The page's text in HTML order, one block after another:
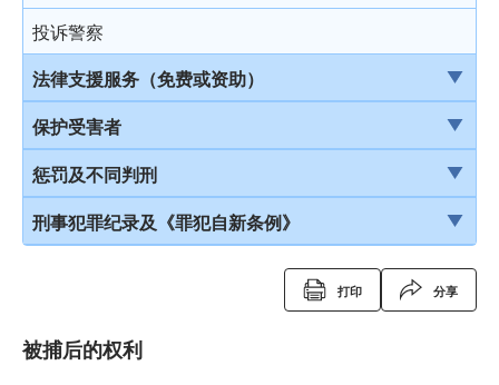
投诉警察
法律支援服务（免费或资助）
简介本港部分法律援助
刑事诉讼法律援助计划
当值律师计划
免费法律谘询计划——不提供服务的案件类别
电话法律谘询计划
保护受害者
受害者的权利
儿童证人
以电视直播联系提供证据
惩罚及不同判刑
引言
社会服务令
刑事犯罪纪录及《罪犯自新条例》
签保守行为
打印 分享
被捕后的权利